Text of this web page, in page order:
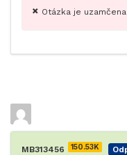
Otázka je
MB313456 150.53K